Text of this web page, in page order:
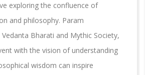
exploring the confluence of
and philosophy. Param
Bharati and Mythic Society,
with the vision of understanding
wisdom can inspire